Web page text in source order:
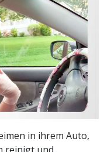
in ihrem Auto,